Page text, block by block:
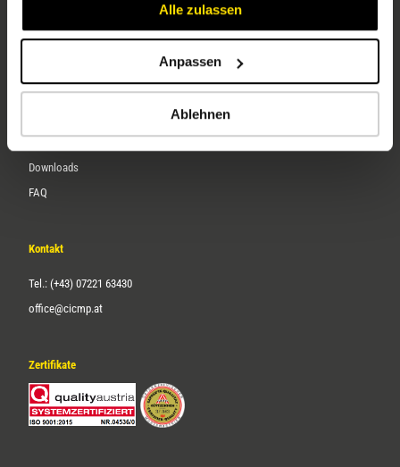
Alle zulassen
Anpassen
Ablehnen
Service
Downloads
FAQ
Kontakt
Tel.: (+43) 07221 63430
office@cicmp.at
Zertifikate